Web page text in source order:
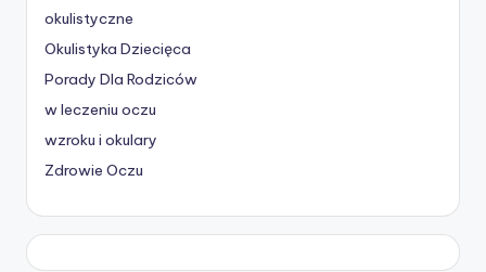
okulistyczne
Okulistyka Dziecięca
Porady Dla Rodziców
w leczeniu oczu
wzroku i okulary
Zdrowie Oczu